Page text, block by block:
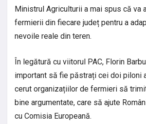
Ministrul Agriculturii a mai spus că va
fermierii din fiecare județ pentru a
nevoile reale din teren.
În legătură cu viitorul PAC, Florin
important să fie păstrați cei doi piloni
cerut organizațiilor de fermieri să
bine argumentate, care să ajute
cu Comisia Europeană.